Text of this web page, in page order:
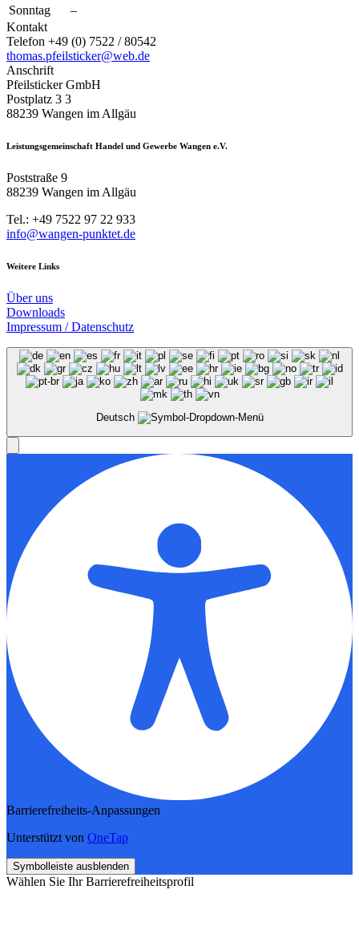
Sonntag
–
Kontakt
Telefon +49 (0) 7522 / 80542
thomas.pfeilsticker@web.de
Anschrift
Pfeilsticker GmbH
Postplatz 3 3
88239 Wangen im Allgäu
Leistungsgemeinschaft Handel und Gewerbe Wangen e.V.
Poststraße 9
88239 Wangen im Allgäu
Tel.: +49 7522 97 22 933
info@wangen-punktet.de
Weitere Links
Über uns
Downloads
Impressum / Datenschutz
Deutsch
Barrierefreiheits-Anpassungen
Unterstützt von OneTap
Symbolleiste ausblenden
Wählen Sie Ihr Barrierefreiheitsprofil